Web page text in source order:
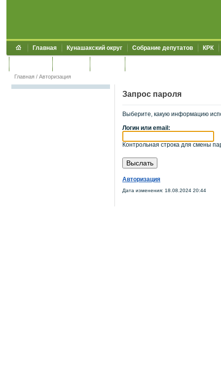
Главная Кунашакский округ Собрание депутатов КРК
Главная / Авторизация
Запрос пароля
Выберите, какую информацию
Логин или email:
Контрольная строка для смены
Авторизация
Дата изменения: 18.08.2024 20:44